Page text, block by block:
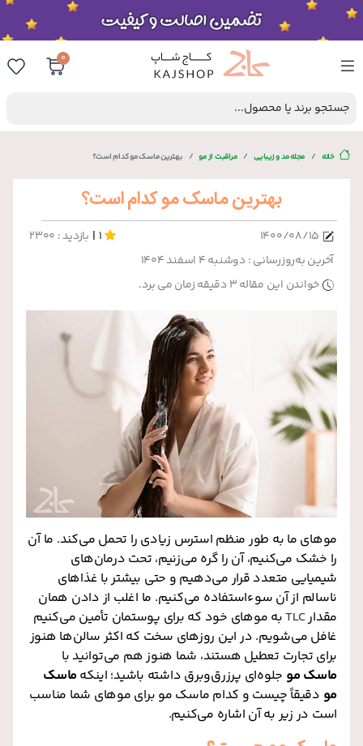
0
جستجو برند یا محصول...
خانه مجله مد و زیبایی مراقبت از مو بهترین ماسک مو کدام است؟
بهترین ماسک مو کدام است؟
۱۴۰۰/۰۸/۱۵ 1
| بازدید : 2300
آخرین به‌روزرسانی : دوشنبه ۴ اسفند ۱۴۰۴
خواندن این مقاله 3 دقیقه زمان می برد.
موهای ما به طور منظم استرس زیادی را تحمل می‌کند. ما آن
را خشک می‌کنیم، آن را گره می‌زنیم، تحت درمان‌های
شیمیایی متعدد قرار می‌دهیم و حتی بیشتر با غذاهای
ناسالم از آن سوءاستفاده می‌کنیم. ما اغلب از دادن همان
مقدارTLCبه موهای خود که برای پوستمان تأمین می‌کنیم
غافل می‌شویم. در این روزهای سخت که اکثر سالن‌ها هنوز
برای تجارت تعطیل هستند، شما هنوز هم می‌توانید با
ماسک مو جلوه‌ای پرزرق‌وبرق داشته باشید؛ اینکهماسک
مو دقیقاً چیست و کدام ماسک مو برای موهای شما مناسب
است در زیر به آن اشاره می‌کنیم.